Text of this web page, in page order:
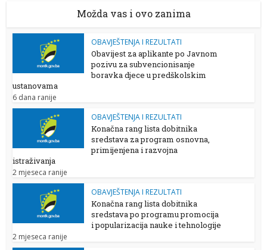
Možda vas i ovo zanima
OBAVJEŠTENJA I REZULTATI
Obavijest za aplikante po Javnom
pozivu za subvencionisanje
boravka djece u predškolskim
ustanovama
6 dana ranije
OBAVJEŠTENJA I REZULTATI
Konačna rang lista dobitnika
sredstava za program osnovna,
primijenjena i razvojna
istraživanja
2 mjeseca ranije
OBAVJEŠTENJA I REZULTATI
Konačna rang lista dobitnika
sredstava po programu promocija
i popularizacija nauke i tehnologije
2 mjeseca ranije